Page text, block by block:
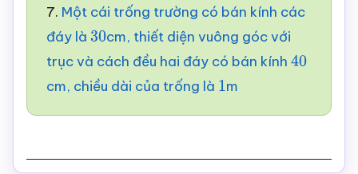
7. Một cái trống trường có bán kính các
đáy là 30cm, thiết diện vuông góc với
trục và cách đều hai đáy có bán kính 40
cm, chiều dài của trống là 1m